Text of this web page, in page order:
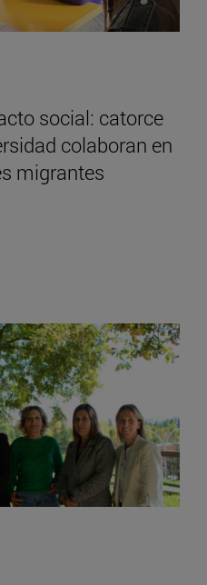
social: catorce
colaboran en
migrantes